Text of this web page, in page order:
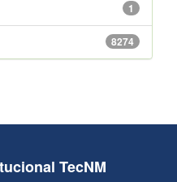
1
8274
TecNM